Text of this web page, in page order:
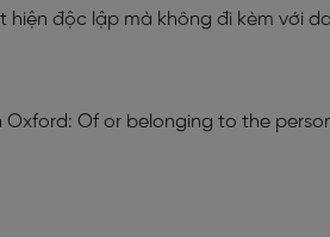
hiện độc lập mà không đi kèm với
Oxford: Of or belonging to the